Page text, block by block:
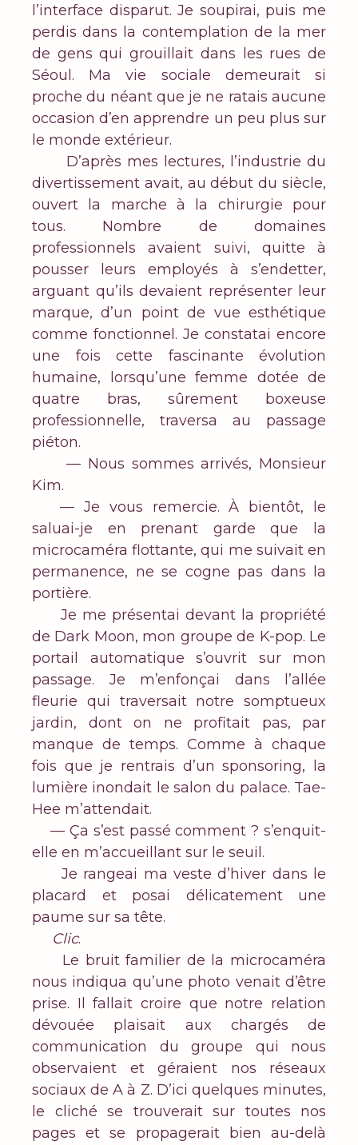
l’interface disparut. Je soupirai, puis me
perdis dans la contemplation de la mer
de gens qui grouillait dans les rues de
Séoul. Ma vie sociale demeurait si
proche du néant que je ne ratais aucune
occasion d’en apprendre un peu plus sur
le monde extérieur.
D’après mes lectures, l’industrie du
divertissement avait, au début du siècle,
ouvert la marche à la chirurgie pour
tous. Nombre de domaines
professionnels avaient suivi, quitte à
pousser leurs employés à s’endetter,
arguant qu’ils devaient représenter leur
marque, d’un point de vue esthétique
comme fonctionnel. Je constatai encore
une fois cette fascinante évolution
humaine, lorsqu’une femme dotée de
quatre bras, sûrement boxeuse
professionnelle, traversa au passage
piéton.
— Nous sommes arrivés, Monsieur
Kim.
— Je vous remercie. À bientôt, le
saluai-je en prenant garde que la
microcaméra flottante, qui me suivait en
permanence, ne se cogne pas dans la
portière.
Je me présentai devant la propriété
de Dark Moon, mon groupe de K-pop. Le
portail automatique s’ouvrit sur mon
passage. Je m’enfonçai dans l’allée
fleurie qui traversait notre somptueux
jardin, dont on ne profitait pas, par
manque de temps. Comme à chaque
fois que je rentrais d’un sponsoring, la
lumière inondait le salon du palace. Tae-
Hee m’attendait.
— Ça s’est passé comment ? s’enquit-
elle en m’accueillant sur le seuil.
Je rangeai ma veste d’hiver dans le
placard et posai délicatement une
paume sur sa tête.
Clic.
Le bruit familier de la microcaméra
nous indiqua qu’une photo venait d’être
prise. Il fallait croire que notre relation
dévouée plaisait aux chargés de
communication du groupe qui nous
observaient et géraient nos réseaux
sociaux de A à Z. D’ici quelques minutes,
le cliché se trouverait sur toutes nos
pages et se propagerait bien au-delà